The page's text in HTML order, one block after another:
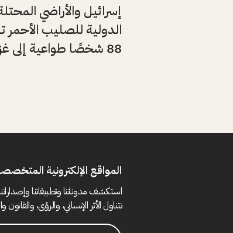
إسرائيل والأراضي
الدولية للصليب
88 شخصًا طواعية إلى غزة.
المواقع الإلكترونية
استكشف مدوناتنا وتطبيقاتنا
تتناول الأثر الإنساني، والرؤى،